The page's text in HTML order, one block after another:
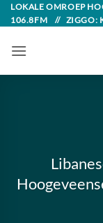
Skip
to
content
LOKALE OMROEP
106.8FM // ZIGGO: